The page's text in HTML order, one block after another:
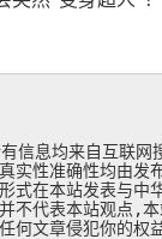
来自互联网
实性准确性均由发
式在本站发表与中
不代表本站观点,本
何文章侵犯你的